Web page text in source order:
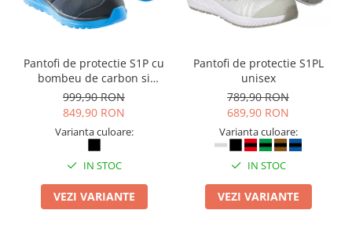
Branturi
Diverse accesorii
Copii - tricouri si hanorace
Comunicare si prezentare
Flipchart-uri
Sisteme de afisare
Ecrane de proiectie
Pantofi de protectie S1P cu
bombeu de carbon si
inchidere BOAÂ® Fit
999,90 RON
849,90 RON
Varianta culoare:
IN STOC
VEZI VARIANTE
Pantofi de protectie S1PL
unisex
789,90 RON
689,90 RON
Varianta culoare:
IN STOC
VEZI VARIANTE